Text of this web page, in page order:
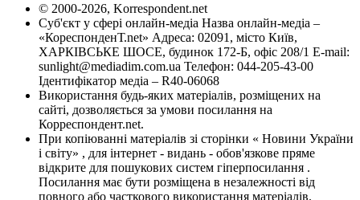
© 2000-2026, Korrespondent.net
Суб'єкт у сфері онлайн-медіа Назва онлайн-медіа –
«КореспонденТ.net» Адреса: 02091, місто Київ,
ХАРКІВСЬКЕ ШОСЕ, будинок 172-Б, офіс 208/1 E-mail:
sunlight@mediadim.com.ua Телефон: 044-205-43-00
Ідентифікатор медіа – R40-06068
Використання будь-яких матеріалів, розміщених на
сайті, дозволяється за умови посилання на
Корреспондент.net.
При копіюванні матеріалів зі сторінки « Новини України
і світу» , для інтернет - видань - обов'язкове пряме
відкрите для пошукових систем гіперпосилання .
Посилання має бути розміщена в незалежності від
повного або часткового використання матеріалів.